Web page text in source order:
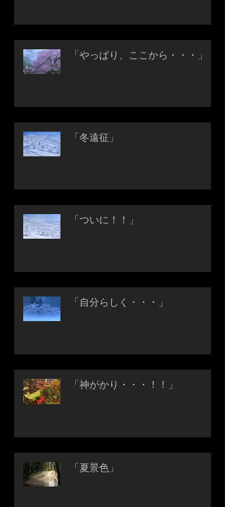
「やっぱり、ここから・・・」
「冬遠征」
「ついに！！」
「自分らしく・・・」
「神がかり・・・！！」
「夏景色」